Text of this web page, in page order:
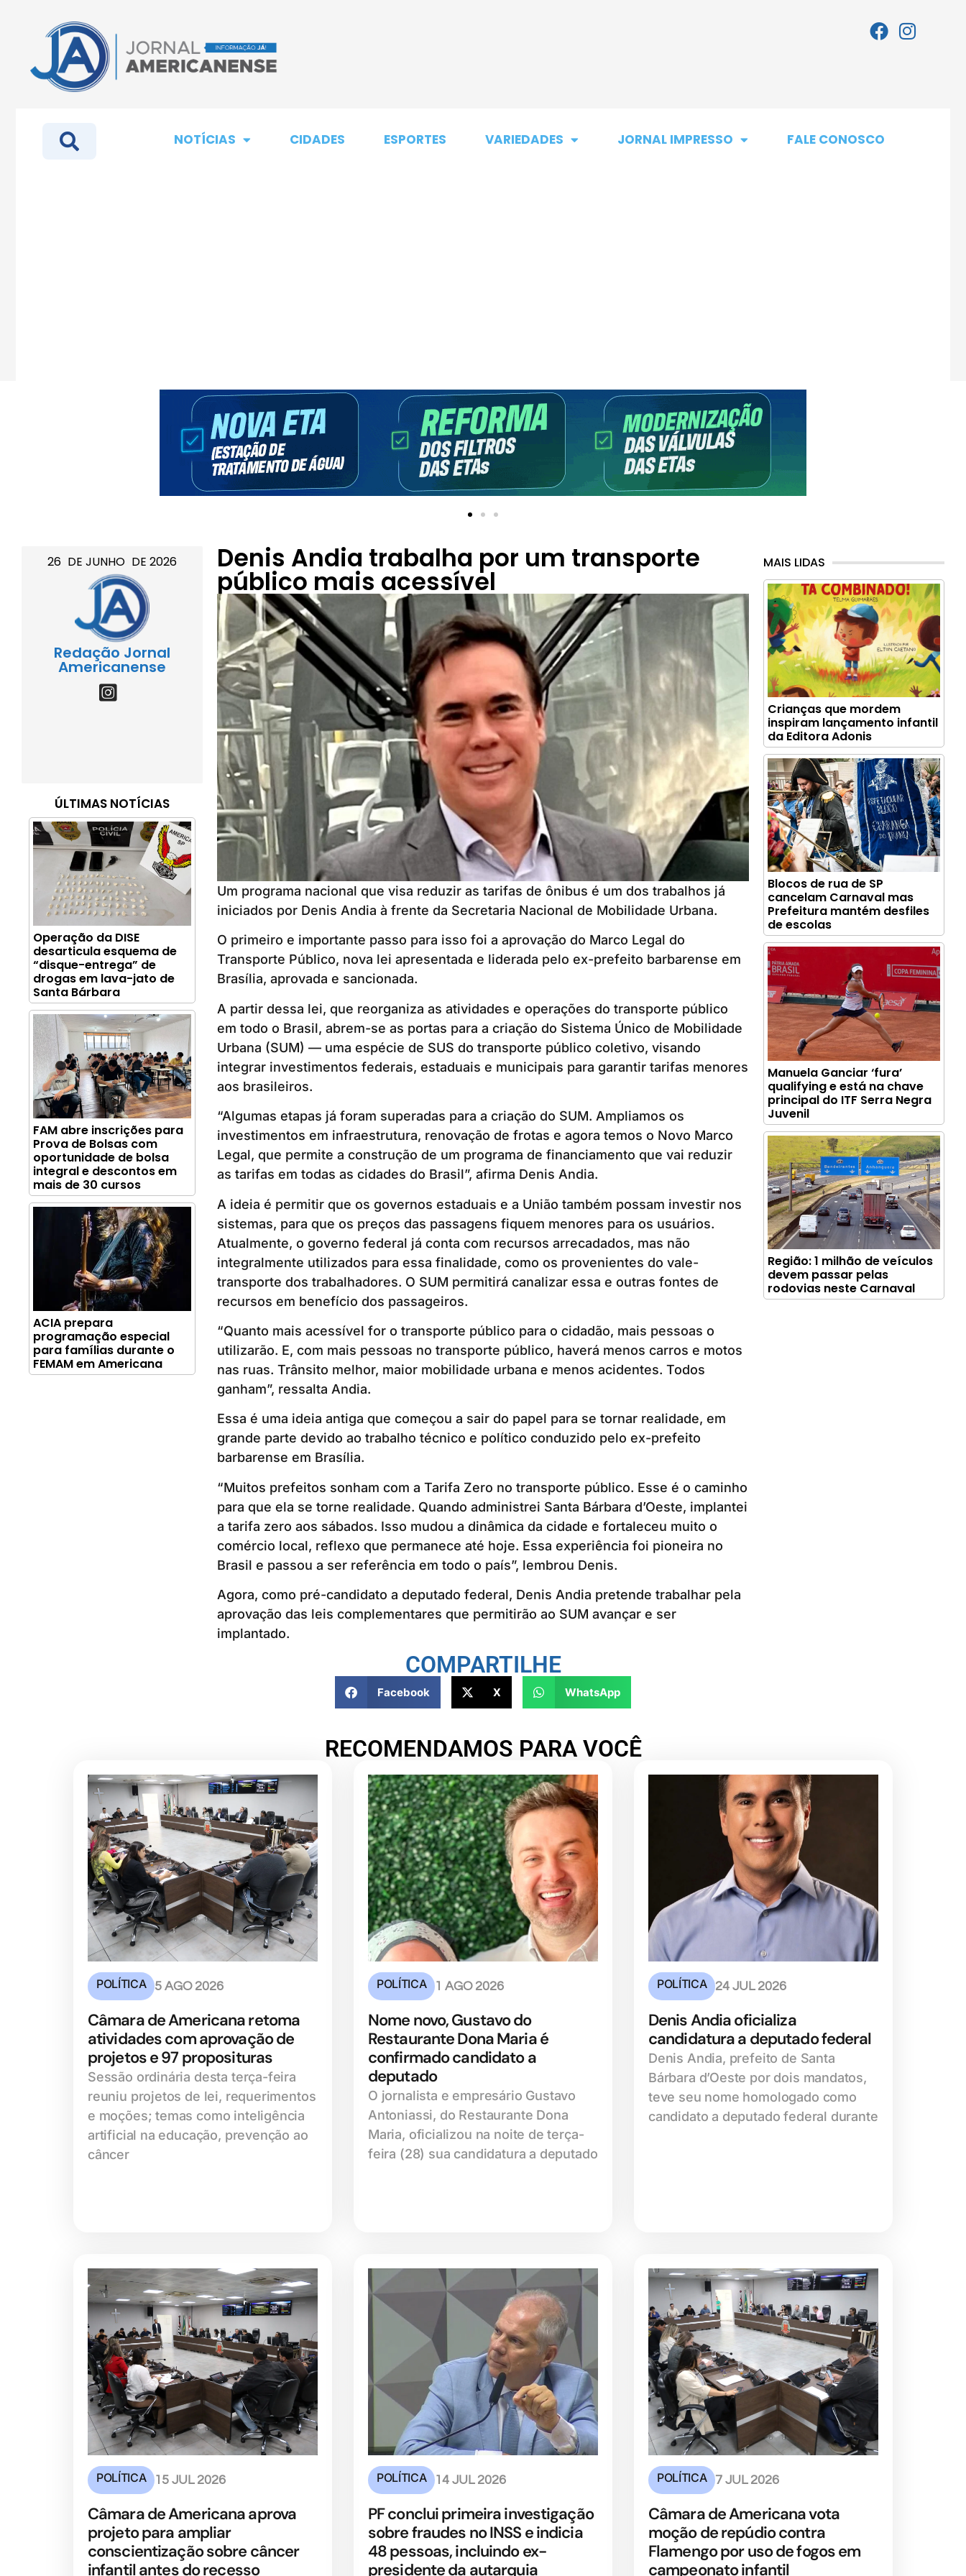
NOTÍCIAS CIDADES ESPORTES VARIEDADES JORNAL IMPRESSO FALE CONOSCO
26 DE JUNHO DE 2026
Redação Jornal
Americanense
ÚLTIMAS NOTÍCIAS
Operação da DISE
desarticula esquema de
“disque-entrega” de
drogas em lava-jato de
Santa Bárbara
FAM abre inscrições para
Prova de Bolsas com
oportunidade de bolsa
integral e descontos em
mais de 30 cursos
ACIA prepara
programação especial
para famílias durante o
FEMAM em Americana
Denis Andia trabalha por um transporte
público mais acessível
Um programa nacional que visa reduzir as tarifas de ônibus é um dos trabalhos já
iniciados por Denis Andia à frente da Secretaria Nacional de Mobilidade Urbana.
O primeiro e importante passo para isso foi a aprovação do Marco Legal do
Transporte Público, nova lei apresentada e liderada pelo ex-prefeito barbarense em
Brasília, aprovada e sancionada.
A partir dessa lei, que reorganiza as atividades e operações do transporte público
em todo o Brasil, abrem-se as portas para a criação do Sistema Único de Mobilidade
Urbana (SUM) — uma espécie de SUS do transporte público coletivo, visando
integrar investimentos federais, estaduais e municipais para garantir tarifas menores
aos brasileiros.
“Algumas etapas já foram superadas para a criação do SUM. Ampliamos os
investimentos em infraestrutura, renovação de frotas e agora temos o Novo Marco
Legal, que permite a construção de um programa de financiamento que vai reduzir
as tarifas em todas as cidades do Brasil”, afirma Denis Andia.
A ideia é permitir que os governos estaduais e a União também possam investir nos
sistemas, para que os preços das passagens fiquem menores para os usuários.
Atualmente, o governo federal já conta com recursos arrecadados, mas não
integralmente utilizados para essa finalidade, como os provenientes do vale-
transporte dos trabalhadores. O SUM permitirá canalizar essa e outras fontes de
recursos em benefício dos passageiros.
“Quanto mais acessível for o transporte público para o cidadão, mais pessoas o
utilizarão. E, com mais pessoas no transporte público, haverá menos carros e motos
nas ruas. Trânsito melhor, maior mobilidade urbana e menos acidentes. Todos
ganham”, ressalta Andia.
Essa é uma ideia antiga que começou a sair do papel para se tornar realidade, em
grande parte devido ao trabalho técnico e político conduzido pelo ex-prefeito
barbarense em Brasília.
“Muitos prefeitos sonham com a Tarifa Zero no transporte público. Esse é o caminho
para que ela se torne realidade. Quando administrei Santa Bárbara d’Oeste, implantei
a tarifa zero aos sábados. Isso mudou a dinâmica da cidade e fortaleceu muito o
comércio local, reflexo que permanece até hoje. Essa experiência foi pioneira no
Brasil e passou a ser referência em todo o país”, lembrou Denis.
Agora, como pré-candidato a deputado federal, Denis Andia pretende trabalhar pela
aprovação das leis complementares que permitirão ao SUM avançar e ser
implantado.
COMPARTILHE
Facebook X WhatsApp
MAIS LIDAS
Crianças que mordem
inspiram lançamento infantil
da Editora Adonis
Blocos de rua de SP
cancelam Carnaval mas
Prefeitura mantém desfiles
de escolas
Manuela Ganciar ‘fura’
qualifying e está na chave
principal do ITF Serra Negra
Juvenil
Região: 1 milhão de veículos
devem passar pelas
rodovias neste Carnaval
RECOMENDAMOS PARA VOCÊ
POLÍTICA 5 AGO 2026
Câmara de Americana retoma
atividades com aprovação de
projetos e 97 proposituras
Sessão ordinária desta terça-feira
reuniu projetos de lei, requerimentos
e moções; temas como inteligência
artificial na educação, prevenção ao
câncer
POLÍTICA 1 AGO 2026
Nome novo, Gustavo do
Restaurante Dona Maria é
confirmado candidato a
deputado
O jornalista e empresário Gustavo
Antoniassi, do Restaurante Dona
Maria, oficializou na noite de terça-
feira (28) sua candidatura a deputado
POLÍTICA 24 JUL 2026
Denis Andia oficializa
candidatura a deputado federal
Denis Andia, prefeito de Santa
Bárbara d’Oeste por dois mandatos,
teve seu nome homologado como
candidato a deputado federal durante
POLÍTICA 15 JUL 2026
Câmara de Americana aprova
projeto para ampliar
conscientização sobre câncer
infantil antes do recesso
POLÍTICA 14 JUL 2026
PF conclui primeira investigação
sobre fraudes no INSS e indicia
48 pessoas, incluindo ex-
presidente da autarquia
POLÍTICA 7 JUL 2026
Câmara de Americana vota
moção de repúdio contra
Flamengo por uso de fogos em
campeonato infantil